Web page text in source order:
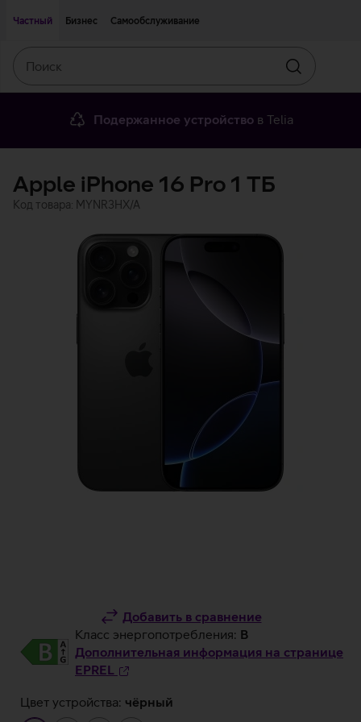
Частный
Бизнес Самообслуживание
Искать
Подержанное устройство в Telia
Apple iPhone 16 Pro 1 ТБ
Код товара: MYNR3HX/A
Добавить в сравнение
Класс энергопотребления: B
Дополнительная информация на странице
EPREL
Цвет устройства: чёрный